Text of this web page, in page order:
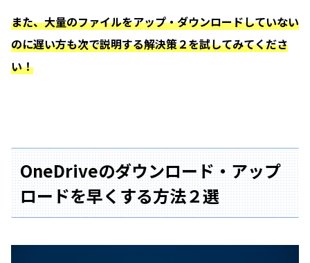
また、大量のファイルをアップ・ダウンロードしていない
のに遅い方も次で説明する解決策２を試してみてくださ
い！
OneDriveのダウンロード・アップ
ロードを早くする方法２選